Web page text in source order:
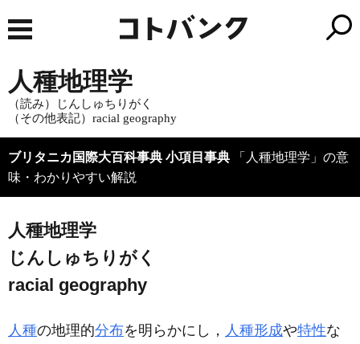
人種地理学
（読み）じんしゅちりがく
（その他表記）racial geography
ブリタニカ国際大百科事典 小項目事典 「人種地理学」の意
味・わかりやすい解説
人種地理学
じんしゅちりがく
racial geography
人種の地理的分布を明らかにし， 人種形成や特性な